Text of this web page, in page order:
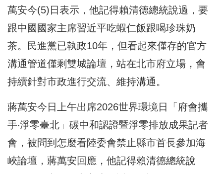
萬安今(5)日表示，他記得賴清德總統說過，要
跟中國國家主席習近平吃蝦仁飯跟喝珍珠奶
茶。民進黨已執政10年，但看起來僅存的官方
溝通管道僅剩雙城論壇，站在北市府立場，會
持續針對市政進行交流、維持溝通。
蔣萬安今日上午出席2026世界環境日「府會攜
手‧淨零臺北」碳中和認證暨淨零排放成果記者
會，被問到怎麼看陸委會禁止縣市首長參加海
峽論壇，蔣萬安回應，他記得賴清德總統說